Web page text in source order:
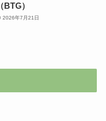
（BTG）
2026年7月21日